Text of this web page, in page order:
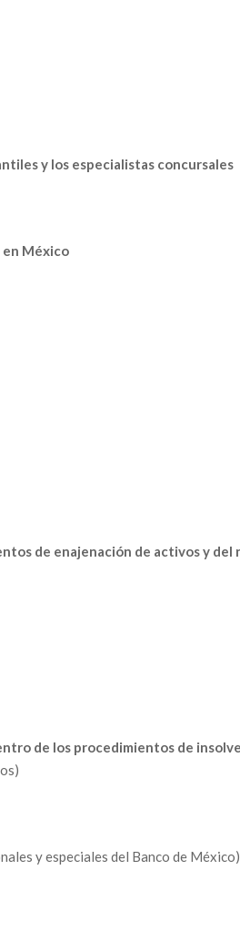
y los especialistas concursales
México
de enajenación de activos y del
de los procedimientos de
y especiales del Banco de México)